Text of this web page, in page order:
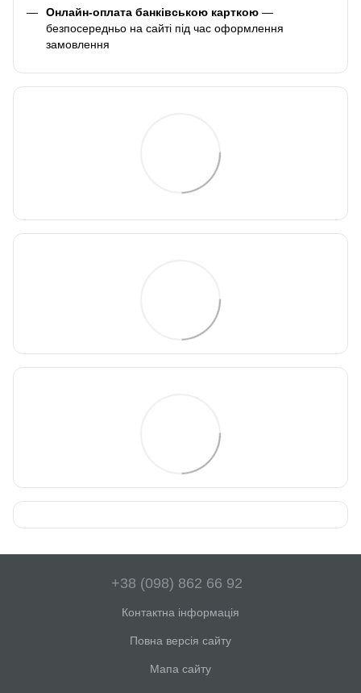
Онлайн-оплата банківською карткою —
безпосередньо на сайті під час оформлення
замовлення
+38 (098) 862 66 92
Контактна інформація
Повна версія сайту
Мапа сайту